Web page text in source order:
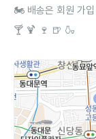
🏍 배송은 회원 가입
🍸 🍹 🍷 🍺 🍶